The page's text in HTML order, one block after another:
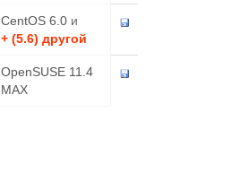
CentOS 6.0 и
+ (5.6) другой
OpenSUSE 11.4
MAX